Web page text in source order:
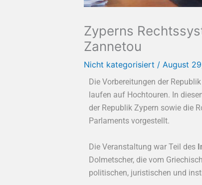
Zyperns
Zannetou
Nicht kategorisiert / August
Die Vorbereitungen der
laufen auf Hochtouren. In
der Republik Zypern sowie die
Parlaments vorgestellt.
Die Veranstaltung war Teil des
Dolmetscher, die vom
politischen, juristischen und